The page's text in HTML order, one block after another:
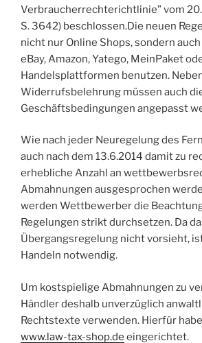
Verbraucherrechterichtlinie” vom
S. 3642) beschlossen.Die neuen
nicht nur Online Shops, sondern
eBay, Amazon, Yatego, MeinPaket
Handelsplattformen benutzen.
Widerrufsbelehrung müssen auch
Geschäftsbedingungen angepasst
Wie nach jeder Neuregelung des
auch nach dem 13.6.2014 damit zu
erhebliche Anzahl an
Abmahnungen ausgesprochen
werden Wettbewerber die
Regelungen strikt durchsetzen. Da
Übergangsregelung nicht vorsieht,
Handeln notwendig.
Um kostspielige Abmahnungen zu
Händler deshalb unverzüglich
Rechtstexte verwenden. Hierfür
www.law-tax-shop.de eingerichtet.